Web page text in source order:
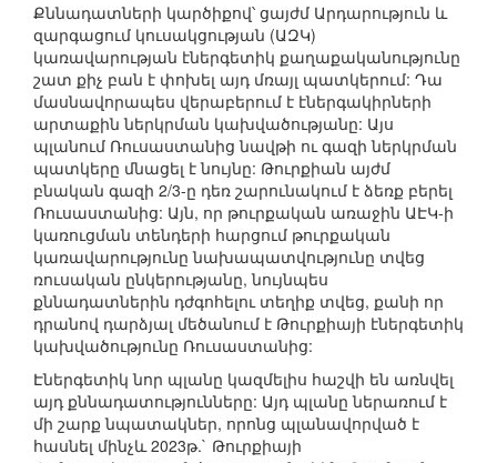
Քննադատների կարծիքով՝ ցայժմ Արդարություն և
զարգացում կուսակցության (ԱԶԿ)
կառավարության էներգետիկ քաղաքականությունը
շատ քիչ բան է փոխել այդ մռայլ պատկերում: Դա
մասնավորապես վերաբերում է էներգակիրների
արտաքին ներկրման կախվածությանը: Այս
պլանում Ռուսաստանից նավթի ու գազի ներկրման
պատկերը մնացել է նույնը: Թուրքիան այժմ
բնական գազի 2/3-ը դեռ շարունակում է ձեռք բերել
Ռուսաստանից: Այն, որ թուրքական առաջին ԱԷԿ-ի
կառուցման տենդերի հարցում թուրքական
կառավարությունը նախապատվությունը տվեց
ռուսական ընկերությանը, նույնպես
քննադատներին դժգոհելու տեղիք տվեց, քանի որ
դրանով դարձյալ մեծանում է Թուրքիայի էներգետիկ
կախվածությունը Ռուսաստանից:
Էներգետիկ նոր պլանը կազմելիս հաշվի են առնվել
այդ քննադատությունները: Այդ պլանը ներառում է
մի շարք նպատակներ, որոնց պլանավորված է
հասնել մինչև 2023թ.` Թուրքիայի